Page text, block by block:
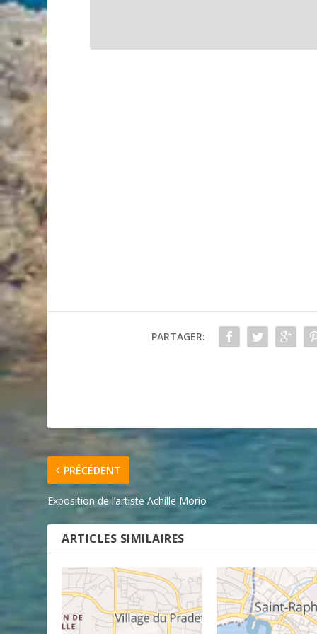
PARTAGER:
PRÉCÉDENT
Exposition de l’artiste Achille Morio
ARTICLES SIMILAIRES